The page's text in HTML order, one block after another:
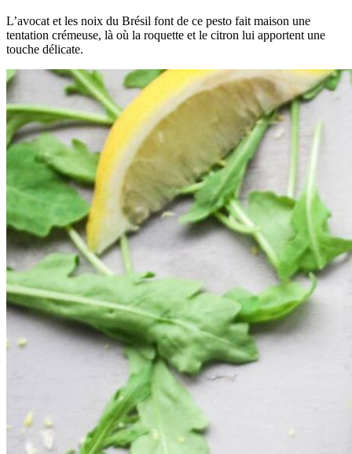
L’avocat et les noix du Brésil font de ce pesto fait maison une
tentation crémeuse, là où la roquette et le citron lui apportent une
touche délicate.